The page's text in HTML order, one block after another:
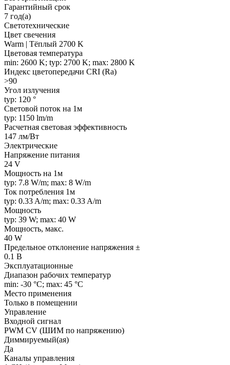
Гарантийный срок
7 год(а)
Светотехнические
Цвет свечения
Warm | Тёплый 2700 K
Цветовая температура
min: 2600 K; typ: 2700 K; max: 2800 K
Индекс цветопередачи CRI (Ra)
>90
Угол излучения
typ: 120 °
Световой поток на 1м
typ: 1150 lm/m
Расчетная световая эффективность
147 лм/Вт
Электрические
Напряжение питания
24 V
Мощность на 1м
typ: 7.8 W/m; max: 8 W/m
Ток потребления 1м
typ: 0.33 A/m; max: 0.33 A/m
Мощность
typ: 39 W; max: 40 W
Мощность, макс.
40 W
Предельное отклонение напряжения ±
0.1 В
Эксплуатационные
Диапазон рабочих температур
min: -30 °C; max: 45 °C
Место применения
Только в помещении
Управление
Входной сигнал
PWM СV (ШИМ по напряжению)
Диммируемый(ая)
Да
Каналы управления